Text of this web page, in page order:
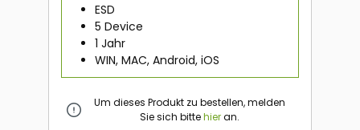
ESD
5 Device
1 Jahr
WIN, MAC, Android, iOS
Um dieses Produkt zu bestellen, melden
Sie sich bittehieran.